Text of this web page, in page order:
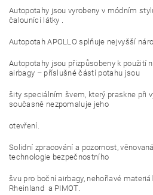
Autopotahy jsou vyrobeny v módním
čalounící látky .
Autopotah APOLLO splňuje nejvyšší
Autopotahy jsou přizpůsobeny k použití
airbagy – příslušné částí potahu jsou
šity speciálním švem, který praskne při
současně nezpomaluje jeho
otevření.
Solidní zpracování a pozornost,
technologie bezpečnostního
švu pro boční airbagy, nehořlavé
Rheinland a PIMOT.